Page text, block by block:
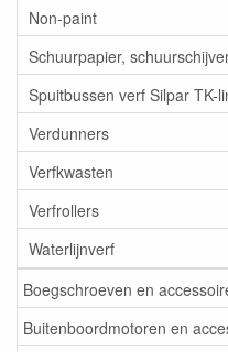
Non-paint
Schuurpapier,
Spuitbussen verf Silpar TK-
Verdunners
Verfkwasten
Verfrollers
Waterlijnverf
Boegschroeven en
Buitenboordmotoren en